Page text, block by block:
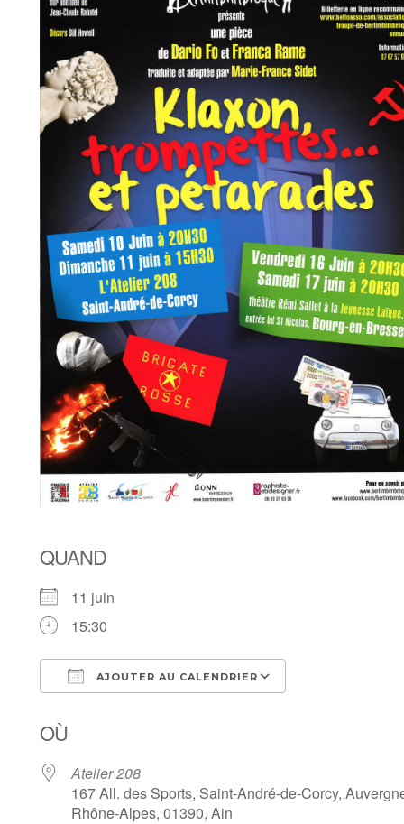
QUAND
11 juin
15:30
AJOUTER AU CALENDRIER
OÙ
Atelier 208
167 All. des Sports, Saint-André-de-Corcy,
Rhône-Alpes, 01390, Ain